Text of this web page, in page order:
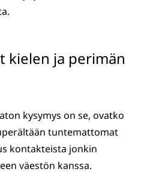
kielen ja perimän
kysymys on se, ovatko
tuntemattomat
kontakteista jonkin
väestön kanssa.